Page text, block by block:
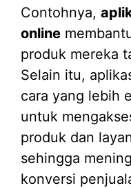
Contohnya,
online
produk mereka
Selain itu,
cara yang lebih
untuk
produk dan
sehingga
konversi